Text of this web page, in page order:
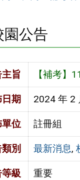
園公告
旨 【補考】
期 2024 年 2
位 註冊組
別 最新消息,
級 重要